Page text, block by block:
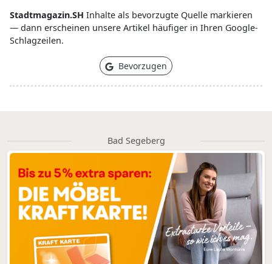
Stadtmagazin.SH Inhalte als bevorzugte Quelle markieren
— dann erscheinen unsere Artikel häufiger in Ihren Google-
Schlagzeilen.
Bevorzugen
Bad Segeberg